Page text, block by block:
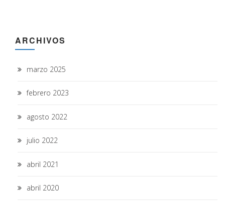
ARCHIVOS
marzo 2025
febrero 2023
agosto 2022
julio 2022
abril 2021
abril 2020